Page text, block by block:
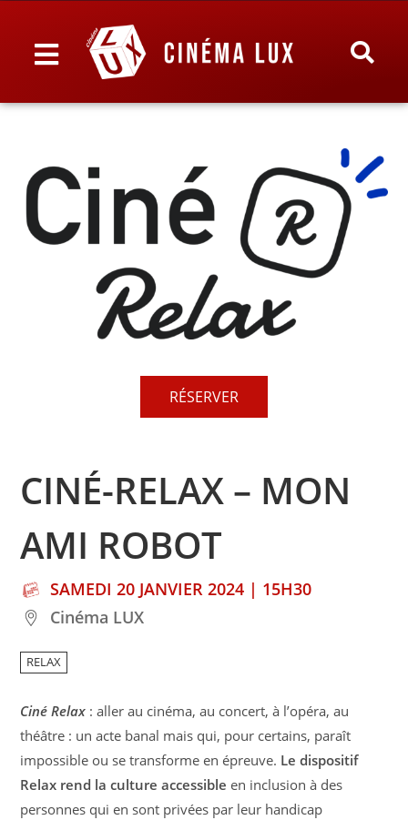
RÉSERVER
CINÉ-RELAX – MON
AMI ROBOT
SAMEDI 20 JANVIER 2024 | 15H30
Cinéma LUX
RELAX
Ciné Relax : aller au cinéma, au concert, à l’opéra, au
théâtre : un acte banal mais qui, pour certains, paraît
impossible ou se transforme en épreuve. Le dispositif
Relax rend la culture accessible en inclusion à des
personnes qui en sont privées par leur handicap